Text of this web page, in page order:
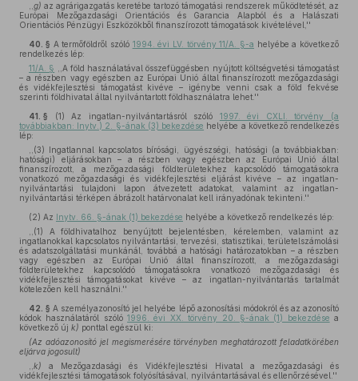
g) az agrárigazgatás keretébe tartozó támogatási rendszerek működtetését, az
Európai Mezőgazdasági Orientációs és Garancia Alapból és a Halászati
Orientációs Pénzügyi Eszközökből finanszírozott támogatások kivételével,''
40. § A termőföldről szóló 1994. évi LV. törvény 11/A. §-a helyébe a következő
rendelkezés lép:
11/A. §
,,A föld használatával összefüggésben nyújtott költségvetési támogatást
– a részben vagy egészben az Európai Unió által finanszírozott mezőgazdasági
és vidékfejlesztési támogatást kivéve – igénybe venni csak a föld fekvése
szerinti földhivatal által nyilvántartott földhasználatra lehet.''
41. § (1) Az ingatlan-nyilvántartásról szóló 1997. évi CXLI. törvény (a
továbbiakban: Inytv.) 2. §-ának (3) bekezdése helyébe a következő rendelkezés
lép:
,,(3) Ingatlannal kapcsolatos bírósági, ügyészségi, hatósági (a továbbiakban:
hatósági) eljárásokban – a részben vagy egészben az Európai Unió által
finanszírozott, a mezőgazdasági földterületekhez kapcsolódó támogatásokra
vonatkozó mezőgazdasági és vidékfejlesztési eljárást kivéve – az ingatlan-
nyilvántartási tulajdoni lapon átvezetett adatokat, valamint az ingatlan-
nyilvántartási térképen ábrázolt határvonalat kell irányadónak tekinteni.''
(2) Az Inytv. 66. §-ának (1) bekezdése helyébe a következő rendelkezés lép:
,,(1) A földhivatalhoz benyújtott bejelentésben, kérelemben, valamint az
ingatlanokkal kapcsolatos nyilvántartási, tervezési, statisztikai, területelszámolási
és adatszolgáltatási munkánál, továbbá a hatósági határozatokban – a részben
vagy egészben az Európai Unió által finanszírozott, a mezőgazdasági
földterületekhez kapcsolódó támogatásokra vonatkozó mezőgazdasági és
vidékfejlesztési támogatásokat kivéve – az ingatlan-nyilvántartás tartalmát
kötelezően kell használni.''
42. § A személyazonosító jel helyébe lépő azonosítási módokról és az azonosító
kódok használatáról szóló1996. évi XX. törvény 20. §-ának (1) bekezdése a
következő új k) ponttal egészül ki:
(Az adóazonosító jel megismerésére törvényben meghatározott feladatkörében
eljárva jogosult)
k) a Mezőgazdasági és Vidékfejlesztési Hivatal a mezőgazdasági és
vidékfejlesztési támogatások folyósításával, nyilvántartásával és ellenőrzésével.''